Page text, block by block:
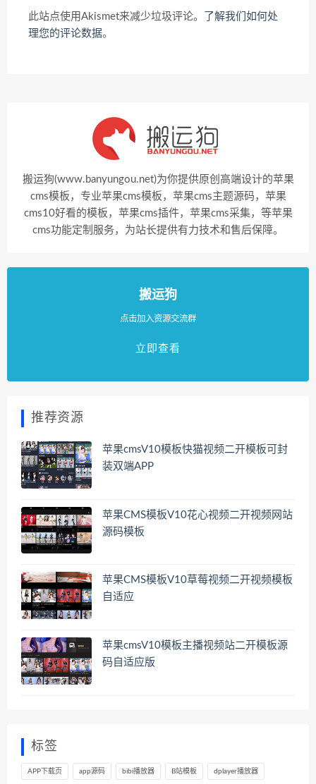
此站点使用Akismet来减少垃圾评论。
了解我们如何处
理您的评论数据。
搬运狗(www.banyungou.net)为你提供原创高端设计的苹果
cms模板，专业苹果cms模板，苹果cms主题源码，苹果
cms10好看的模板，苹果cms插件，苹果cms采集，等苹果
cms功能定制服务，为站长提供有力技术和售后保障。
搬运狗
点击加入资源交流群
立即查看
推荐资源
苹果cmsV10模板快猫视频二开模板可封
装双端APP
苹果CMS模板V10花心视频二开视频网站
源码模板
苹果CMS模板V10草莓视频二开视频模板
自适应
苹果cmsV10模板主播视频站二开模板源
码自适应版
标签
APP下载页 app源码 bibi播放器 B站模板 dplayer播放器